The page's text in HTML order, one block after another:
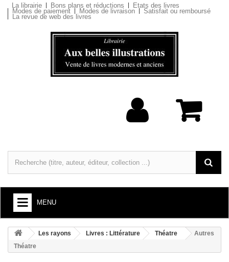
La librairie Bons plans et réductions Etats des livres
Modes de paiement Modes de livraison Satisfait ou remboursé
La revue de web des livres
MENU
+
LIVRES : ARTS ET SOCIÉTÉ
+
LIVRES : LITTÉRATURE
Les rayons Livres : Littérature Théatre
Autres
Théatre